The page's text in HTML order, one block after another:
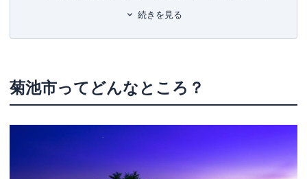
七城町特産品センター／野菜セット
人口減少・高齢化への対応としての移住支援施策
まとめ
続きを見る
菊池市ってどんなところ？